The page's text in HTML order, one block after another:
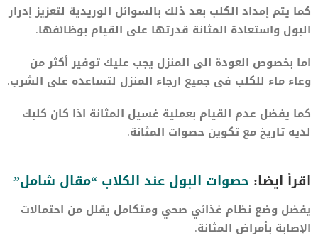
كما يتم إمداد الكلب بعد ذلك بالسوائل الوريدية لتعزيز إدرار
البول واستعادة المثانة قدرتها على القيام بوظائفها.
اما بخصوص العودة الى المنزل يجب عليك توفير أكثر من
وعاء ماء للكلب فى جميع ارجاء المنزل لتساعده على الشرب.
كما يفضل عدم القيام بعملية غسيل المثانة اذا كان كلبك
لديه تاريخ مع تكوين حصوات المثانة.
اقرأ ايضا: حصوات البول عند الكلاب “مقال شامل”
يفضل وضع نظام غذائي صحي ومتكامل يقلل من احتمالات
الإصابة بأمراض المثانة.